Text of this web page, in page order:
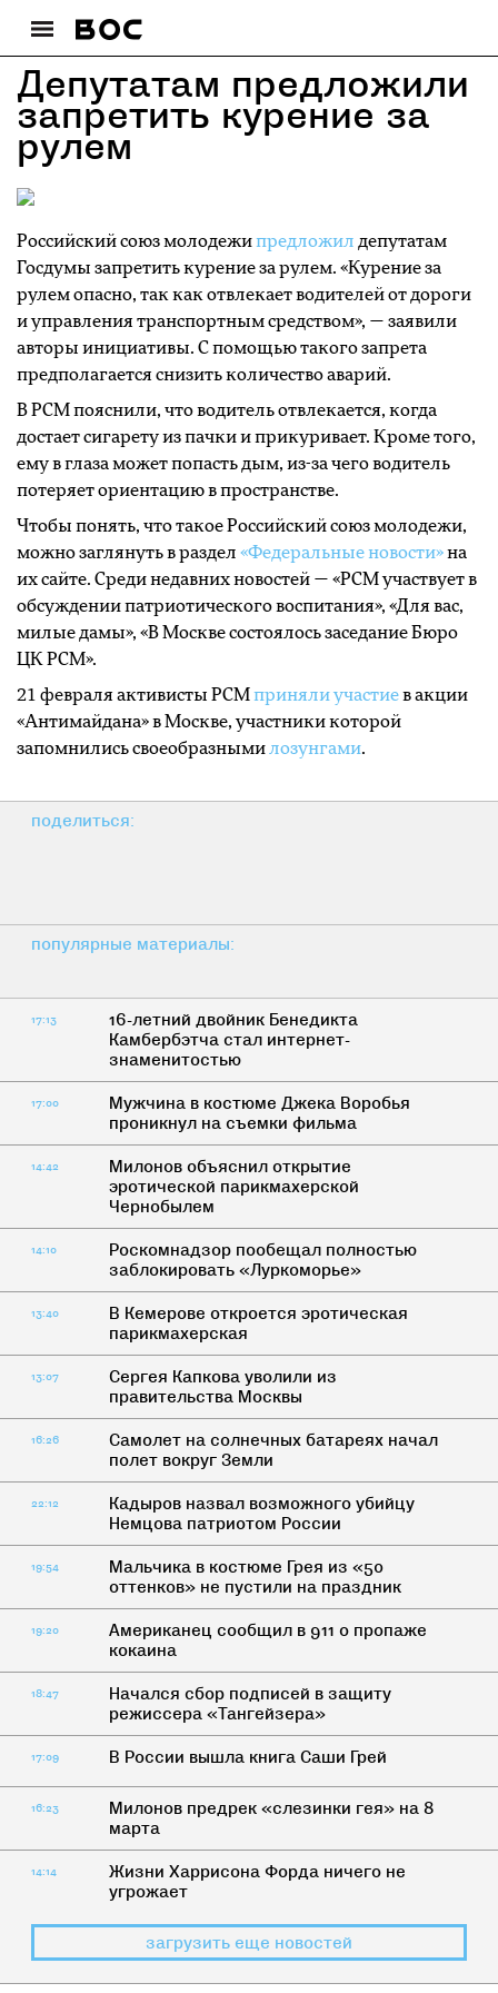
Депутатам предложили
запретить курение за
рулем
Российский союз молодежипредложил депутатам
Госдумы запретить курение за рулем. «Курение за
рулем опасно, так как отвлекает водителей от дороги
и управления транспортным средством», — заявили
авторы инициативы. С помощью такого запрета
предполагается снизить количество аварий.
В РСМ пояснили, что водитель отвлекается, когда
достает сигарету из пачки и прикуривает. Кроме того,
ему в глаза может попасть дым, из-за чего водитель
потеряет ориентацию в пространстве.
Чтобы понять, что такое Российский союз молодежи,
можно заглянуть в раздел «Федеральные новости»на
их сайте. Среди недавних новостей — «РСМ участвует в
обсуждении патриотического воспитания», «Для вас,
милые дамы», «В Москве состоялось заседание Бюро
ЦК РСМ».
21 февраля активисты РСМ приняли участиев акции
«Антимайдана» в Москве, участники которой
запомнились своеобразными лозунгами.
поделиться:
популярные материалы:
17:13
16-летний двойник Бенедикта
Камбербэтча стал интернет-
знаменитостью
17:00
Мужчина в костюме Джека Воробья
проникнул на съемки фильма
14:42
Милонов объяснил открытие
эротической парикмахерской
Чернобылем
14:10
Роскомнадзор пообещал полностью
заблокировать «Луркоморье»
13:40
В Кемерове откроется эротическая
парикмахерская
13:07
Сергея Капкова уволили из
правительства Москвы
16:26
Самолет на солнечных батареях начал
полет вокруг Земли
22:12
Кадыров назвал возможного убийцу
Немцова патриотом России
19:54
Мальчика в костюме Грея из «50
оттенков» не пустили на праздник
19:20
Американец сообщил в 911 о пропаже
кокаина
18:47
Начался сбор подписей в защиту
режиссера «Тангейзера»
17:09 В России вышла книга Саши Грей
16:23
Милонов предрек «слезинки гея» на 8
марта
14:14
Жизни Харрисона Форда ничего не
угрожает
загрузить еще новостей